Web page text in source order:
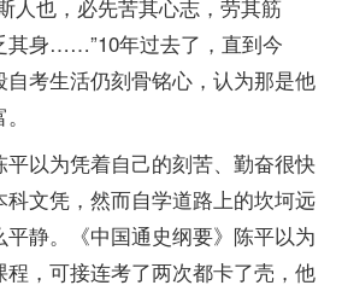
人也，必先苦其心志，劳其筋
其身……”10年过去了，直到今
考生活仍刻骨铭心，认为那是他
以为凭着自己的刻苦、勤奋很快
文凭，然而自学道路上的坎坷远
静。《中国通史纲要》陈平以为
程 ，可接连考了两次都卡了壳，他